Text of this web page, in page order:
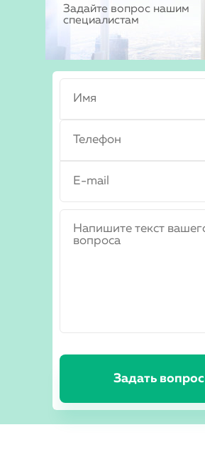
Задайте вопрос нашим
специалистам
Задать вопрос